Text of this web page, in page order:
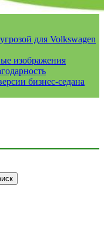
для Volkswagen
изображения
бизнес-седана